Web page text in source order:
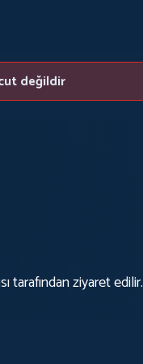
değildir
tarafından ziyaret edilir.